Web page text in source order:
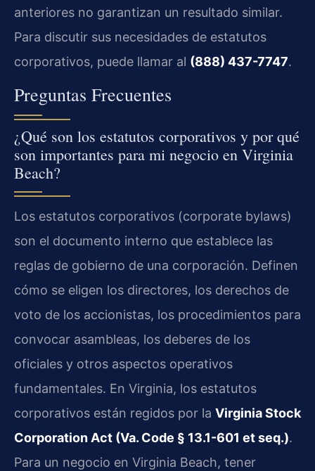
anteriores no garantizan un resultado similar.
Para discutir sus necesidades de estatutos
corporativos, puede llamar al (888) 437-7747.
Preguntas Frecuentes
¿Qué son los estatutos corporativos y por qué
son importantes para mi negocio en Virginia
Beach?
Los estatutos corporativos (corporate bylaws)
son el documento interno que establece las
reglas de gobierno de una corporación. Definen
cómo se eligen los directores, los derechos de
voto de los accionistas, los procedimientos para
convocar asambleas, los deberes de los
oficiales y otros aspectos operativos
fundamentales. En Virginia, los estatutos
corporativos están regidos por la Virginia Stock
Corporation Act (Va. Code § 13.1-601 et seq.).
Para un negocio en Virginia Beach, tener